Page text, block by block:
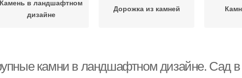
Камень в ландшафтном
дизайне
Дорожка из камней
камни в ландшафтном дизайне. Сад в